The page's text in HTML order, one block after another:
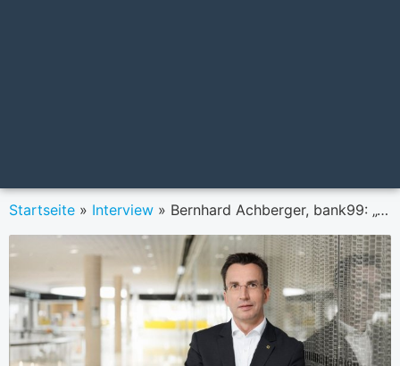
Startseite » Interview » Bernhard Achberger, bank99: „Wir sind auf dem richtigen Weg.“